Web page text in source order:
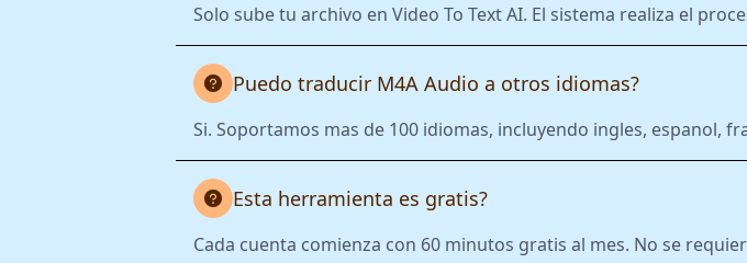
Solo sube tu archivo en Video To Text AI. El sistema realiza el
Puedo traducir M4A Audio a otros idiomas?
Si. Soportamos mas de 100 idiomas, incluyendo ingles, espanol,
Esta herramienta es gratis?
Cada cuenta comienza con 60 minutos gratis al mes. No se